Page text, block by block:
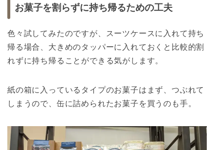
お菓子を割らずに持ち帰るための工夫
色々試してみたのですが、スーツケースに入れて持ち
帰る場合、大きめのタッパーに入れておくと比較的割
れずに持ち帰ることができる気がします。
紙の箱に入っているタイプのお菓子はまず、つぶれて
しまうので、缶に詰められたお菓子を買うのも手。